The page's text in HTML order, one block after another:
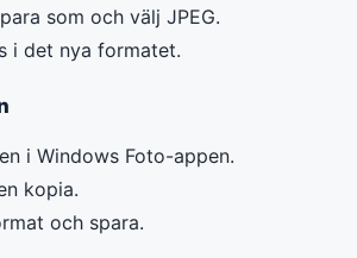
som och välj JPEG.
i det nya formatet.
i Windows Foto-appen.
kopia.
och spara.